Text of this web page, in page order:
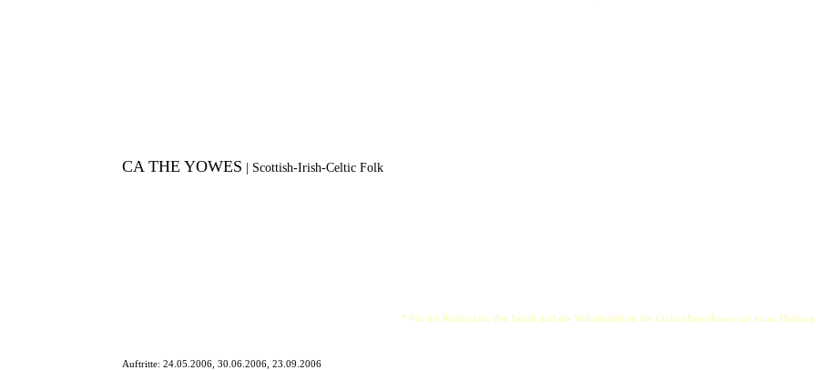
CA THE YOWES Scottish-Irish-Celtic Folk
* Für die Richtigkeit, den Inhalt und die Vollständigkeit der Links übernehmen wir keine
Auftritte:24.05.2006, 30.06.2006, 23.09.2006